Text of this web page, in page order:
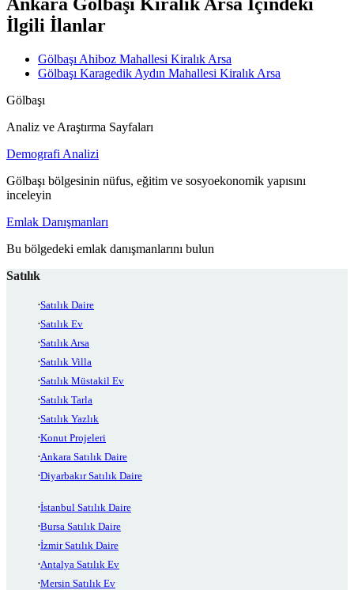
İlgili İlanlar
Gölbaşı Ahiboz Mahallesi Kiralık Arsa
Gölbaşı Karagedik Aydın Mahallesi Kiralık Arsa
Gölbaşı
Analiz ve Araştırma Sayfaları
Demografi Analizi
Gölbaşı bölgesinin nüfus, eğitim ve sosyoekonomik yapısını
inceleyin
Emlak Danışmanları
Bu bölgedeki emlak danışmanlarını bulun
Satılık
Satılık Daire
Satılık Ev
Satılık Arsa
Satılık Villa
Satılık Müstakil Ev
Satılık Tarla
Satılık Yazlık
Konut Projeleri
Ankara Satılık Daire
Diyarbakır Satılık Daire
İstanbul Satılık Daire
Bursa Satılık Daire
İzmir Satılık Daire
Antalya Satılık Ev
Mersin Satılık Ev